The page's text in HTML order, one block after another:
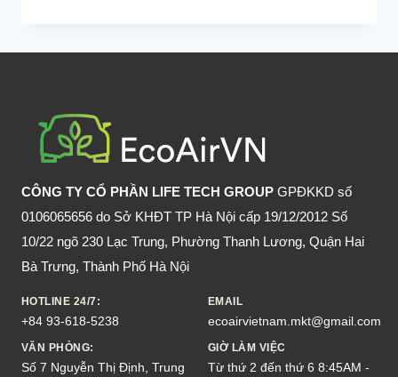
DÍNH
ĐỒ
NHỰA
CÔNG TY CỔ PHẦN LIFE TECH GROUP GPĐKKD số
0106065656 do Sở KHĐT TP Hà Nội cấp 19/12/2012 Số
10/22 ngõ 230 Lạc Trung, Phường Thanh Lương, Quận Hai
Bà Trưng, Thành Phố Hà Nội
HOTLINE 24/7:
+84 93-618-5238
EMAIL
ecoairvietnam.mkt@gmail.com
VĂN PHÒNG:
Số 7 Nguyễn Thị Định, Trung
GIỜ LÀM VIỆC
Từ thứ 2 đến thứ 6 8:45AM -